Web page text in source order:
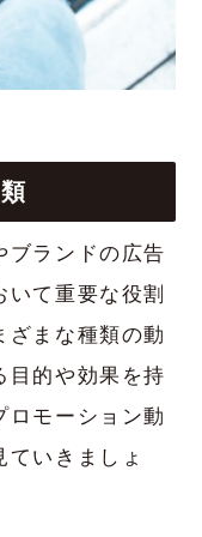
ブランドの広告
て重要な役割
ざまな種類の動
目的や効果を持
ロモーション動
いきましょ